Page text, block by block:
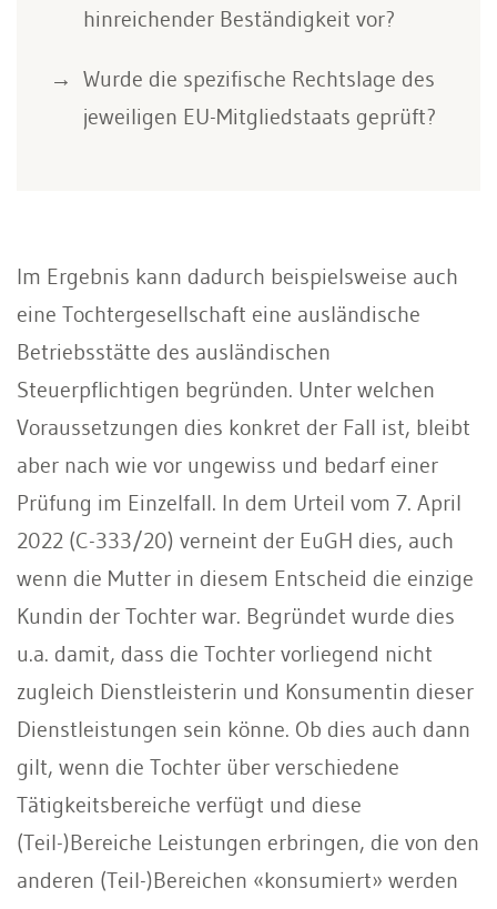
hinreichender Beständigkeit vor?
Wurde die spezifische Rechtslage des
jeweiligen EU-Mitgliedstaats geprüft?
Im Ergebnis kann dadurch beispielsweise auch
eine Tochtergesellschaft eine ausländische
Betriebsstätte des ausländischen
Steuerpflichtigen begründen. Unter welchen
Voraussetzungen dies konkret der Fall ist, bleibt
aber nach wie vor ungewiss und bedarf einer
Prüfung im Einzelfall. In dem Urteil vom 7. April
2022 (C-333/20) verneint der EuGH dies, auch
wenn die Mutter in diesem Entscheid die einzige
Kundin der Tochter war. Begründet wurde dies
u.a. damit, dass die Tochter vorliegend nicht
zugleich Dienstleisterin und Konsumentin dieser
Dienstleistungen sein könne. Ob dies auch dann
gilt, wenn die Tochter über verschiedene
Tätigkeitsbereiche verfügt und diese
(Teil-)Bereiche Leistungen erbringen, die von den
anderen (Teil-)Bereichen «konsumiert» werden